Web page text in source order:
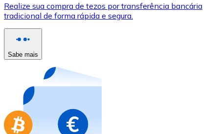
Use cartões Visa e Mastercard para comprar
Comprar com cartão
Compre cartões-presente das suas marcas favoritas
Ir para a loja de cartões-presente
Realize sua compra de tezos por transferência bancária
tradicional de forma rápida e segura.
Sabe mais